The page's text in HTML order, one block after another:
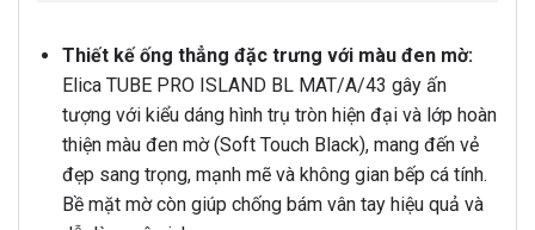
Thiết kế ống thẳng đặc trưng với màu đen mờ:
Elica TUBE PRO ISLAND BL MAT/A/43 gây ấn
tượng với kiểu dáng hình trụ tròn hiện đại và lớp hoàn
thiện màu đen mờ (Soft Touch Black), mang đến vẻ
đẹp sang trọng, mạnh mẽ và không gian bếp cá tính.
Bề mặt mờ còn giúp chống bám vân tay hiệu quả và